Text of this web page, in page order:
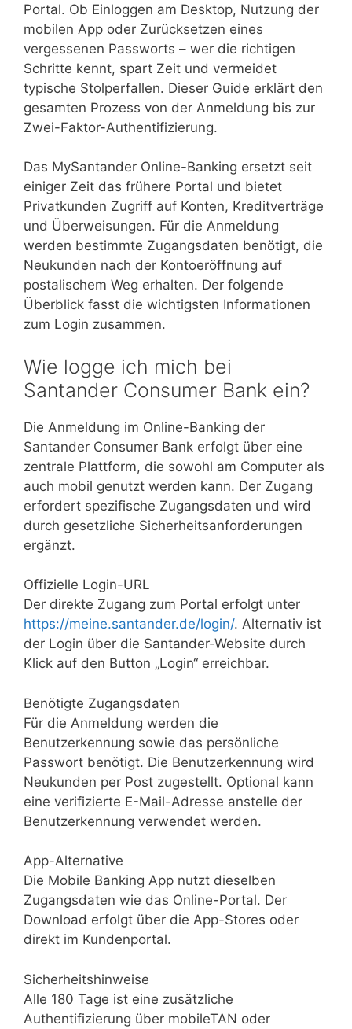
Portal. Ob Einloggen am Desktop, Nutzung der
mobilen App oder Zurücksetzen eines
vergessenen Passworts – wer die richtigen
Schritte kennt, spart Zeit und vermeidet
typische Stolperfallen. Dieser Guide erklärt den
gesamten Prozess von der Anmeldung bis zur
Zwei-Faktor-Authentifizierung.
Das MySantander Online-Banking ersetzt seit
einiger Zeit das frühere Portal und bietet
Privatkunden Zugriff auf Konten, Kreditverträge
und Überweisungen. Für die Anmeldung
werden bestimmte Zugangsdaten benötigt, die
Neukunden nach der Kontoeröffnung auf
postalischem Weg erhalten. Der folgende
Überblick fasst die wichtigsten Informationen
zum Login zusammen.
Wie logge ich mich bei
Santander Consumer Bank ein?
Die Anmeldung im Online-Banking der
Santander Consumer Bank erfolgt über eine
zentrale Plattform, die sowohl am Computer als
auch mobil genutzt werden kann. Der Zugang
erfordert spezifische Zugangsdaten und wird
durch gesetzliche Sicherheitsanforderungen
ergänzt.
Offizielle Login-URL
Der direkte Zugang zum Portal erfolgt unter
https://meine.santander.de/login/. Alternativ ist
der Login über die Santander-Website durch
Klick auf den Button „Login“ erreichbar.
Benötigte Zugangsdaten
Für die Anmeldung werden die
Benutzerkennung sowie das persönliche
Passwort benötigt. Die Benutzerkennung wird
Neukunden per Post zugestellt. Optional kann
eine verifizierte E-Mail-Adresse anstelle der
Benutzerkennung verwendet werden.
App-Alternative
Die Mobile Banking App nutzt dieselben
Zugangsdaten wie das Online-Portal. Der
Download erfolgt über die App-Stores oder
direkt im Kundenportal.
Sicherheitshinweise
Alle 180 Tage ist eine zusätzliche
Authentifizierung über mobileTAN oder